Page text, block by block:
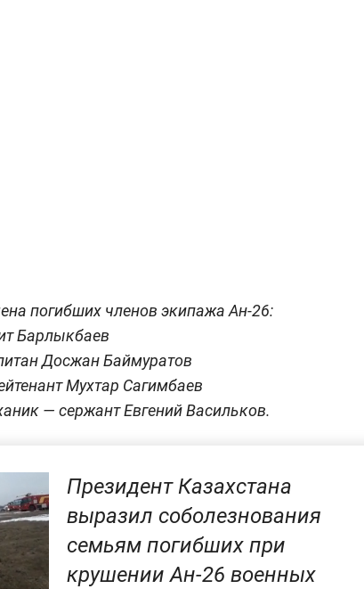
погибших членов экипажа Ан-26:
Барлыкбаев
Досжан Баймуратов
Мухтар Сагимбаев
— сержант Евгений Васильков.
Президент Казахстана
выразил соболезнования
семьям погибших при
крушении Ан-26 военных